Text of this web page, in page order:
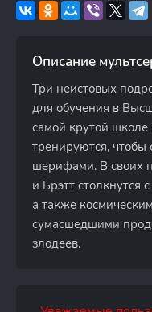
Описание
Три неистовых
для обучения в
самой крутой
тренируются, чтобы
шерифами. В своих
и Брэтт
а также
сумасшедшими
злодеев.